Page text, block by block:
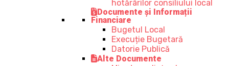
hotărârilor consiliului local
Documente și Informații
Financiare
Bugetul Local
Execuție Bugetară
Datorie Publică
Alte Documente